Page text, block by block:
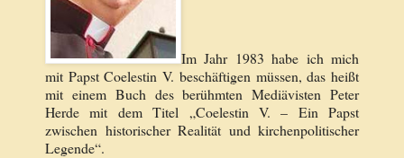
Im Jahr 1983 habe ich mich
mit Papst Coelestin V. beschäftigen müssen, das heißt
mit einem Buch des berühmten Mediävisten Peter
Herde mit dem Titel „Coelestin V. – Ein Papst
zwischen historischer Realität und kirchenpolitischer
Legende“.